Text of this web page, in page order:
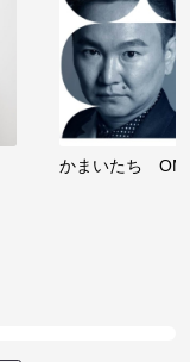
かまいたち